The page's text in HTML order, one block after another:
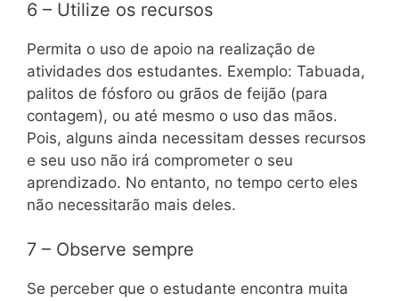
6 – Utilize os recursos
Permita o uso de apoio na realização de
atividades dos estudantes. Exemplo: Tabuada,
palitos de fósforo ou grãos de feijão (para
contagem), ou até mesmo o uso das mãos.
Pois, alguns ainda necessitam desses recursos
e seu uso não irá comprometer o seu
aprendizado. No entanto, no tempo certo eles
não necessitarão mais deles.
7 – Observe sempre
Se perceber que o estudante encontra muita